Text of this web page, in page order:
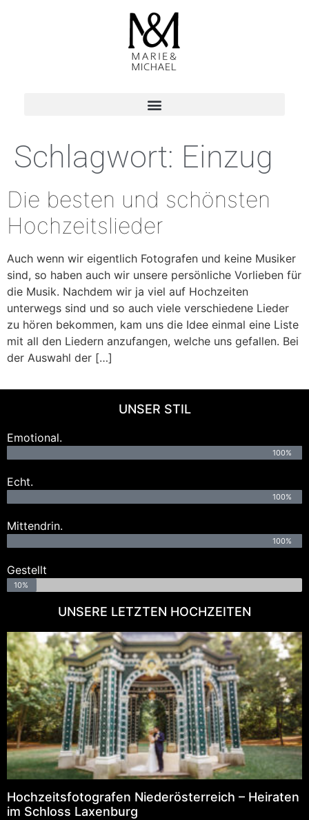
Schlagwort: Einzug
Die besten und schönsten
Hochzeitslieder
Auch wenn wir eigentlich Fotografen und keine Musiker
sind, so haben auch wir unsere persönliche Vorlieben für
die Musik. Nachdem wir ja viel auf Hochzeiten
unterwegs sind und so auch viele verschiedene Lieder
zu hören bekommen, kam uns die Idee einmal eine Liste
mit all den Liedern anzufangen, welche uns gefallen. Bei
der Auswahl der […]
UNSER STIL
Emotional.
100%
Echt.
100%
Mittendrin.
100%
Gestellt
10%
UNSERE LETZTEN HOCHZEITEN
Hochzeitsfotografen Niederösterreich – Heiraten
im Schloss Laxenburg